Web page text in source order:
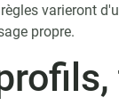
varieront
propre.